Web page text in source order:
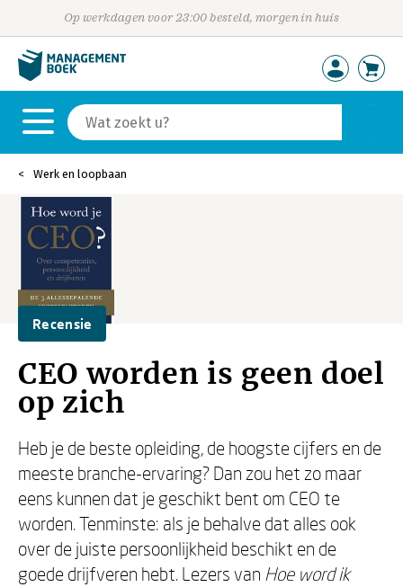
Op werkdagen voor 23:00 besteld, morgen in huis
Werk en loopbaan
Recensie
CEO worden is geen doel
op zich
Heb je de beste opleiding, de hoogste cijfers en de
meeste branche-ervaring? Dan zou het zo maar
eens kunnen dat je geschikt bent om CEO te
worden. Tenminste: als je behalve dat alles ook
over de juiste persoonlijkheid beschikt en de
goede drijfveren hebt. Lezers van Hoe word ik